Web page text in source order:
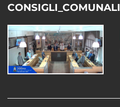
CONSIGLI_COMUNALI